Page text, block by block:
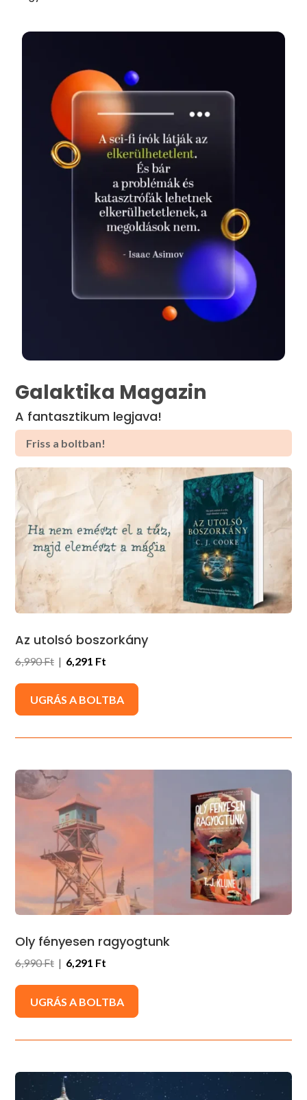
Galaktika Magazin
A fantasztikum legjava!
Friss a boltban!
Az utolsó boszorkány
6,990 Ft| 6,291 Ft
UGRÁS A BOLTBA
Oly fényesen ragyogtunk
6,990 Ft| 6,291 Ft
UGRÁS A BOLTBA